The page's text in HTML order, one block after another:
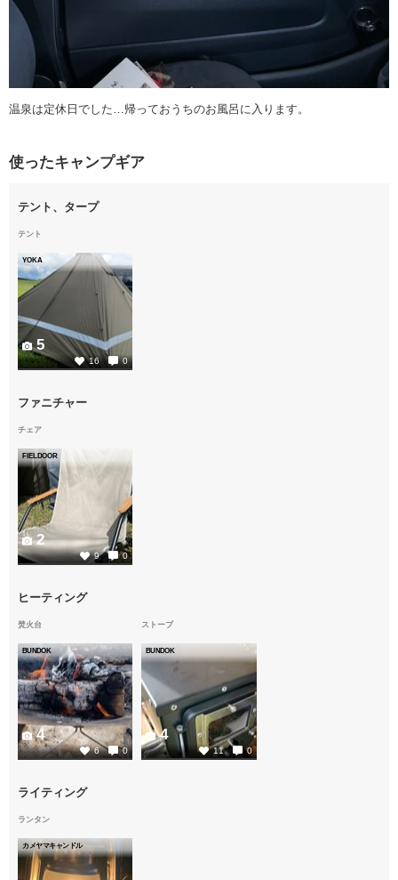
温泉は定休日でした…帰っておうちのお風呂に入ります。
使ったキャンプギア
テント、タープ
テント
YOKA
16 0
5
ファニチャー
チェア
FIELDOOR
9 0
2
ヒーティング
焚火台
BUNDOK
6 0
4
ストーブ
BUNDOK
11 0
4
ライティング
ランタン
カメヤマキャンドル